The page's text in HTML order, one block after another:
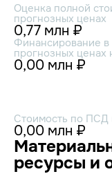
Оценка полной
прогнозных ценах
0,77 млн ₽
Финансирование в
прогнозных ценах
0,00 млн ₽
Стоимость по ПСД
0,00 млн ₽
ресурсы и